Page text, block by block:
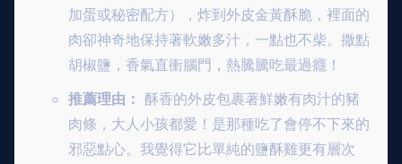
加蛋或秘密配方），炸到外皮金黃酥脆，裡面的
肉卻神奇地保持著軟嫩多汁，一點也不柴。撒點
胡椒鹽，香氣直衝腦門，熱騰騰吃最過癮！
推薦理由： 酥香的外皮包裹著鮮嫩有肉汁的豬
肉條，大人小孩都愛！是那種吃了會停不下來的
邪惡點心。我覺得它比單純的鹽酥雞更有層次